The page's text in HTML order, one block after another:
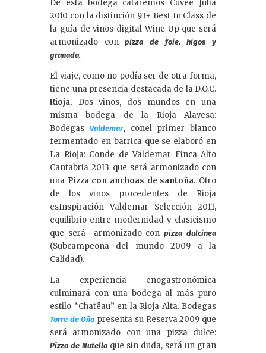
De ésta bodega cataremos Cuvée Julia
2010 con la distinción 93+ Best In Class de
la guía de vinos digital Wine Up que será
armonizado conpizza de foie, higos y
granada.
El viaje, como no podía ser de otra forma,
tiene una presencia destacada de la D.O.C.
Rioja. Dos vinos, dos mundos en una
misma bodega de la Rioja Alavesa:
Bodegas Valdemar, conel primer blanco
fermentado en barrica que se elaboró en
La Rioja: Conde de Valdemar Finca Alto
Cantabria 2013 que será armonizado con
una Pizza con anchoas de santoña. Otro
de los vinos procedentes de Rioja
esInspiración Valdemar Selección 2011,
equilibrio entre modernidad y clasicismo
que será armonizado conpizza dulcinea
(Subcampeona del mundo 2009 a la
Calidad).
La experiencia enogastronómica
culminará con una bodega al más puro
estilo “Chatêau” en la Rioja Alta. Bodegas
Torre de Oña presenta su Reserva 2009 que
será armonizado con una pizza dulce:
Pizza de Nutella que sin duda, será un gran